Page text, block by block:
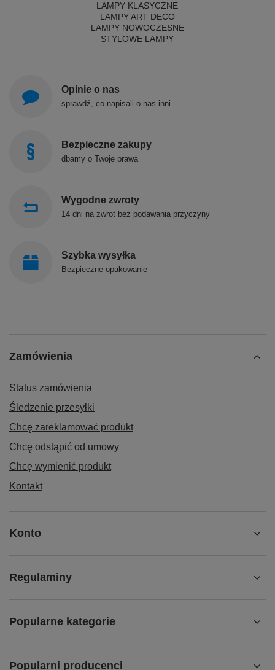
LAMPY KLASYCZNE
LAMPY ART DECO
LAMPY NOWOCZESNE
STYLOWE LAMPY
Opinie o nas
sprawdź, co napisali o nas inni
Bezpieczne zakupy
dbamy o Twoje prawa
Wygodne zwroty
14 dni na zwrot bez podawania przyczyny
Szybka wysyłka
Bezpieczne opakowanie
Zamówienia
Status zamówienia
Śledzenie przesyłki
Chcę zareklamować produkt
Chcę odstąpić od umowy
Chcę wymienić produkt
Kontakt
Konto
Regulaminy
Popularne kategorie
Popularni producenci